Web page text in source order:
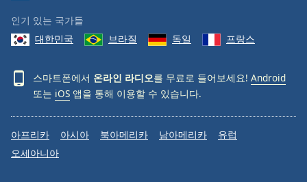
인기 있는 국가들
대한민국
브라질 독일 프랑스
스마트폰에서 온라인 라디오를 무료로 들어보세요! Android
또는 iOS 앱을 통해 이용할 수 있습니다.
아프리카 아시아 북아메리카 남아메리카
유럽
오세아니아